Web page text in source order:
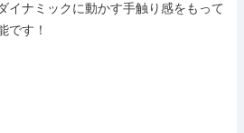
イナミックに動かす手触り感をもって
です！